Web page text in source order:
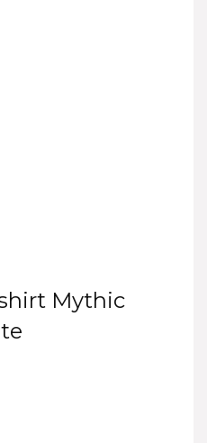
Mythic